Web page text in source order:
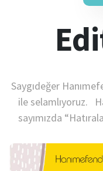
Saygıdeğer
ile selamlıyoruz.
sayımızda